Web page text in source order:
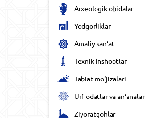
Arxeologik obidalar
Yodgorliklar
Amaliy san‘at
Texnik inshootlar
Tabiat mo‘jizalari
Urf-odatlar va an‘analar
Ziyoratgohlar